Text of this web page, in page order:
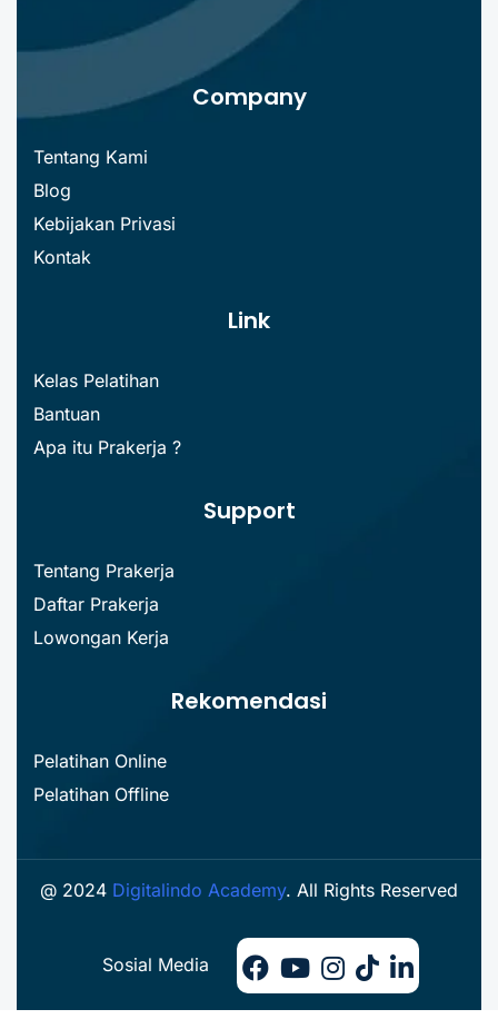
Company
Tentang Kami
Blog
Kebijakan Privasi
Kontak
Link
Kelas Pelatihan
Bantuan
Apa itu Prakerja ?
Support
Tentang Prakerja
Daftar Prakerja
Lowongan Kerja
Rekomendasi
Pelatihan Online
Pelatihan Offline
@ 2024 Digitalindo Academy. All Rights Reserved
Sosial Media